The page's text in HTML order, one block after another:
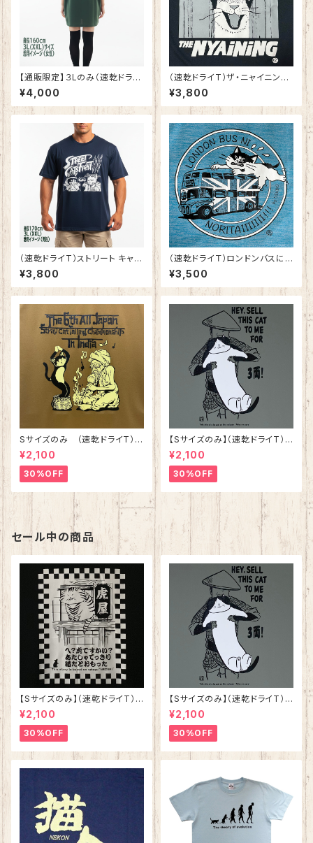
【通販限定】３Lのみ（速乾ドライ
T）猫中毒ロゴTシャツ アイビー
グリーン【数量限定】
¥4,000
（速乾ドライT）ザ・ニャイニング
25 ブラック
¥3,800
（速乾ドライT）ストリート キャッ
ツ ファイト 3 ネイビー
¥3,800
（速乾ドライＴ）ロンドンバスに
乗りたい！ イケテナイ猫シリー
ズ ヘザーブルー
¥3,500
Sサイズのみ （速乾ドライT）第
六回 全日本野良猫尾行大会Ⓡ
スタッフTシャツ コヨーテ
¥2,100
30%OFF
【Sサイズのみ】（速乾ドライT）
猫の皿 グレー 落語 シリ
ーズ第二弾
¥2,100
30%OFF
セール中の商品
【Sサイズのみ】（速乾ドライT）
ねずみ ブラック 落語 シリーズ
第三弾
¥2,100
30%OFF
【Sサイズのみ】（速乾ドライT）
猫の皿 グレー 落語 シリ
ーズ第二弾
¥2,100
30%OFF